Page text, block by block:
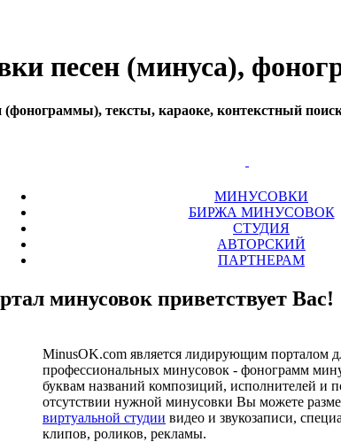
песен (минуса),
тексты, караоке, контекстный
МИНУСОВКИ
БИРЖА МИНУСОВОК
СТУДИЯ
АВТОРСКИЙ
ПАРТНЕРАМ
минусовок приветствует Вас!
MinusOK.com является лидирующим порталом
профессиональных минусовок - фонограмм
буквам названий композиций, исполнителей и
отсутствии нужной минусовки Вы можете
виртуальной студии видео и звукозаписи,
клипов, роликов, рекламы.